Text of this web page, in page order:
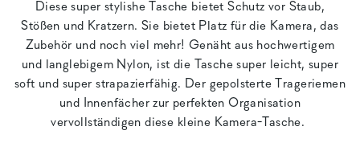
Diese super stylishe Tasche bietet Schutz vor Staub,
Stößen und Kratzern. Sie bietet Platz für die Kamera, das
Zubehör und noch viel mehr! Genäht aus hochwertigem
und langlebigem Nylon, ist die Tasche super leicht, super
soft und super strapazierfähig. Der gepolsterte Trageriemen
und Innenfächer zur perfekten Organisation
vervollständigen diese kleine Kamera-Tasche.